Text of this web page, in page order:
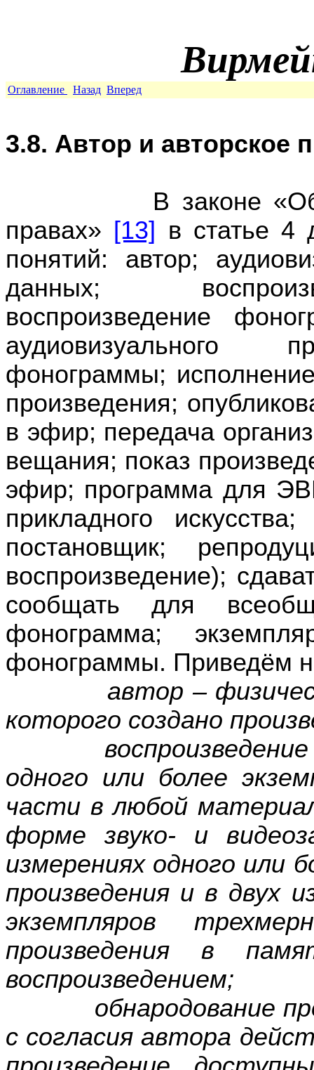
Оглавление Назад Вперед
3.8. Автор и авторское
В законе «Об
правах» [13]
в статье 4
понятий: автор;
данных;
воспроизведение
аудиовизуального
фонограммы;
произведения;
в эфир; передача
вещания; показ
эфир; программа для
прикладного
постановщик;
воспроизведение);
сообщать для
фонограмма;
фонограммы. Приведём
автор –
которого создано
воспроизведение
одного или более
части в любой
форме звуко- и
измерениях одного или
произведения и в двух
экземпляров
произведения в
воспроизведением;
обнародование
с согласия автора